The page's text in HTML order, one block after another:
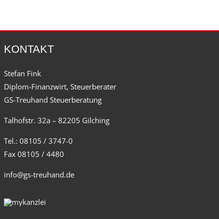
KONTAKT
Stefan Fink
Diplom-Finanzwirt, Steuerberater
GS-Treuhand Steuerberatung
Talhofstr. 32a – 82205 Gilching
Tel.: 08105 / 3747-0
Fax 08105 / 4480
info@gs-treuhand.de